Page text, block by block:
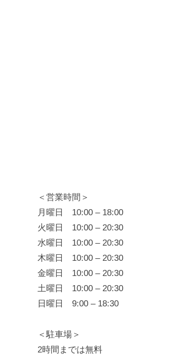
＜営業時間＞
月曜日 10:00 – 18:00
火曜日 10:00 – 20:30
水曜日 10:00 – 20:30
木曜日 10:00 – 20:30
金曜日 10:00 – 20:30
土曜日 10:00 – 20:30
日曜日 9:00 – 18:30
＜駐車場＞
2時間までは無料